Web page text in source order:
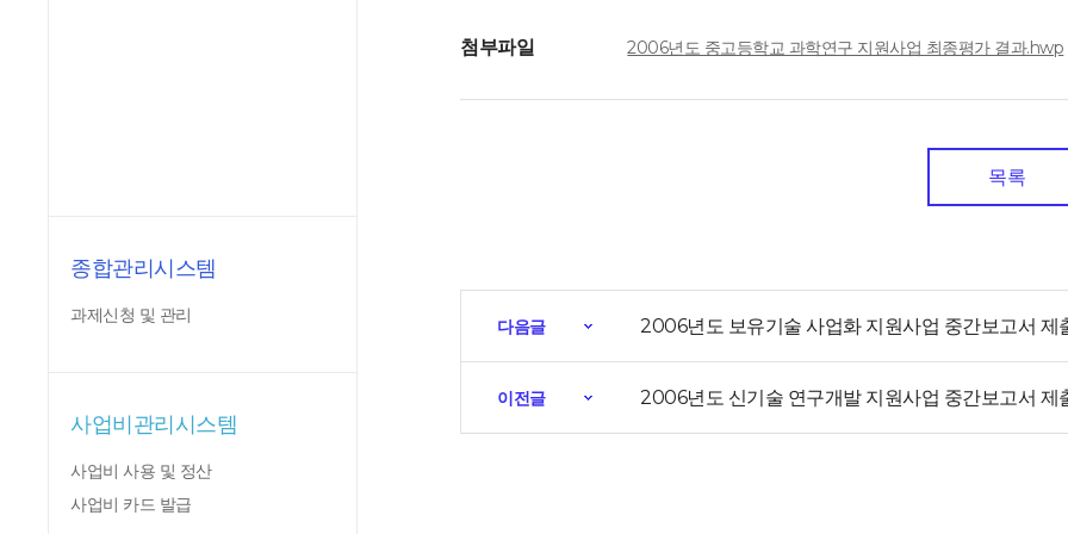
종합관리시스템
과제신청 및 관리
사업비관리시스템
사업비 사용 및 정산
사업비 카드 발급
첨부파일 2006년도 중고등학교 과학연구 지원사업 최종평가 결과.hwp
목록
다음글 2006년도 보유기술 사업화 지원사업 중간보고서 제
이전글 2006년도 신기술 연구개발 지원사업 중간보고서 제